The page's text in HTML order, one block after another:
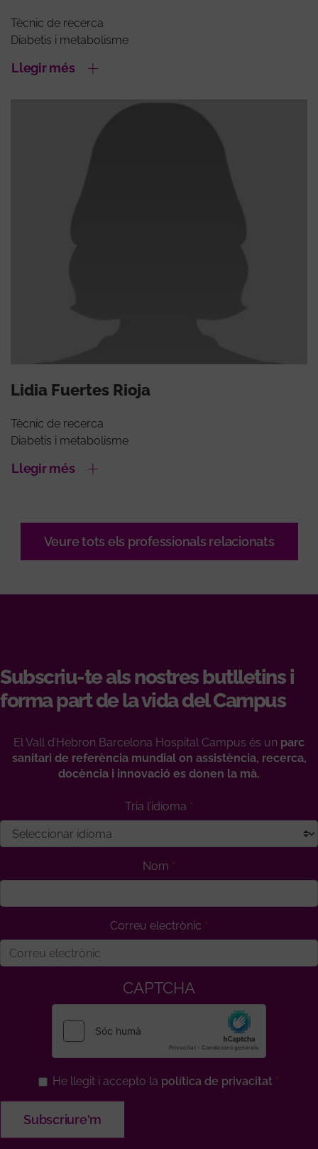
Tècnic de recerca
Diabetis i metabolisme
Llegir més
Lidia Fuertes Rioja
Tècnic de recerca
Diabetis i metabolisme
Llegir més
Veure tots els professionals relacionats
Subscriu-te als nostres butlletins i
forma part de la vida del Campus
El Vall d’Hebron Barcelona Hospital Campus és un parc
sanitari de referència mundial on assistència, recerca,
docència i innovació es donen la mà.
Tria l’idioma
Nom
Correu electrònic
CAPTCHA
He llegit i accepto la política de privacitat